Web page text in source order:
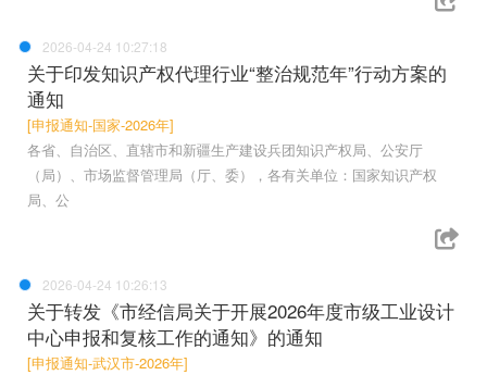
2026-04-24 10:27:18
关于印发知识产权代理行业“整治规范年”行动方案的
通知
[申报通知-国家-2026年]
各省、自治区、直辖市和新疆生产建设兵团知识产权局、公安厅
（局）、市场监督管理局（厅、委），各有关单位：国家知识产权
局、公
2026-04-24 10:26:13
关于转发《市经信局关于开展2026年度市级工业设计
中心申报和复核工作的通知》的通知
[申报通知-武汉市-2026年]